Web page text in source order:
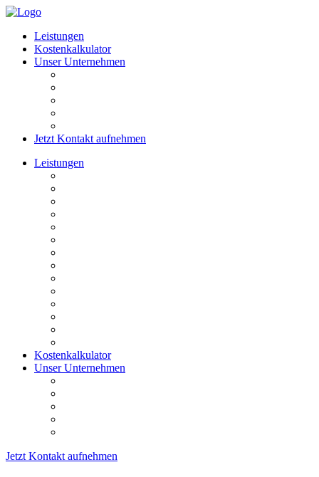
Leistungen
Kostenkalkulator
Unser Unternehmen
Jetzt Kontakt aufnehmen
Leistungen
Kostenkalkulator
Unser Unternehmen
Jetzt Kontakt aufnehmen